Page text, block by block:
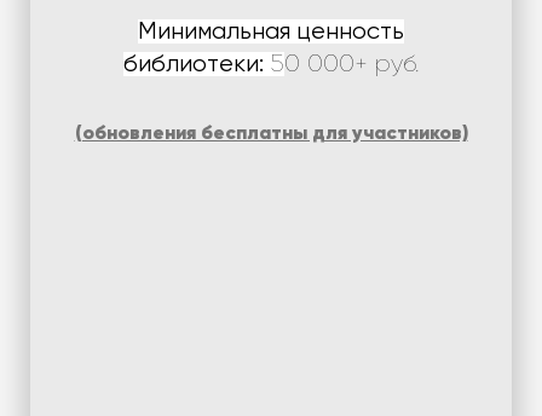
Минимальная ценность
библиотеки: 50 000+ руб.
(обновления бесплатны для участников)